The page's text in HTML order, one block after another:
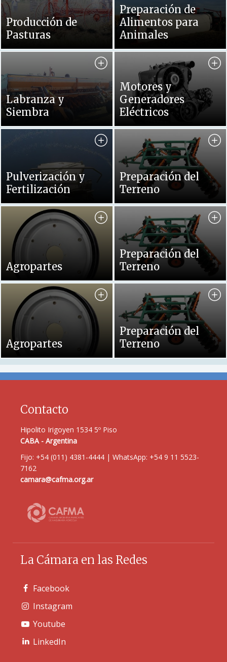
Producción de
Pasturas
Preparación de
Alimentos para
Animales
Labranza y
Siembra
Motores y
Generadores
Eléctricos
Pulverización y
Fertilización
Preparación del
Terreno
Agropartes
Preparación del
Terreno
Agropartes
Preparación del
Terreno
Buscar
por
Categoría
Motores
y
Generadores
Eléctricos
eléctrico
es
un
dispositivo
energía
eléctrica
en
mecánica
por
los
Son
máquinas
Contacto
Hipolito Irigoyen 1534 5º Piso
CABA - Argentina
Fijo: +54 (011) 4381-4444 | WhatsApp: +54 9 11 5523-
7162
camara@cafma.org.ar
La Cámara en las Redes
Facebook
Instagram
Youtube
LinkedIn